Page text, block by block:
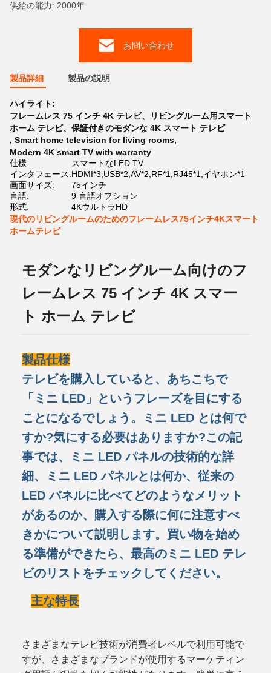
供給の能力: 2000年
お問い合わせ
製品詳細 製品の説明
ハイライト:
フレームレス 75 インチ 4K テレビ、リビングルーム用スマート
ホーム テレビ、保証付きのモダンな 4K スマート テレビ
, Smart home television for living rooms,
Modern 4K smart TV with warranty
仕様:
スマートなLED TV
インタフェース:HDMI*3,USB*2,AV*2,RF*1,RJ45*1,イヤホン*1
画面サイズ:
75インチ
言語:
9 言語オプション
形式:
4KウルトラHD
現代のリビングルームのためのフレームレス75インチ4Kスマート
ホームテレビ
モダンなリビングルーム向けのフ
レームレス 75 インチ 4K スマー
ト ホーム テレビ
製品仕様
テレビを購入していると、あちこちで
「ミニ LED」というフレーズを目にする
ことになるでしょう。ミニ LED とは何で
すか?気にする必要はありますか?この記
事では、ミニ LED パネルの技術的な詳
細、ミニ LED パネルとは何か、従来の
LED パネルに比べてどのようなメリット
があるのか​​、購入する際に何に注意すべ
きかについて説明します。買い物を始め
る準備ができたら、最高のミニ LED テレ
ビのリストをチェックしてください。
主な特長
さまざまなテレビ技術が消費者レベルで利用可能で
すが、さまざまなブランドが使用するマーケティン